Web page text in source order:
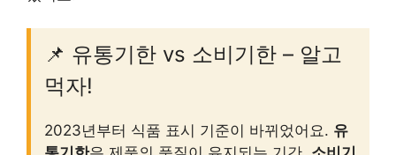
📌 유통기한 vs 소비기한 – 알고
먹자!
2023년부터 식품 표시 기준이 바뀌었어요. 유